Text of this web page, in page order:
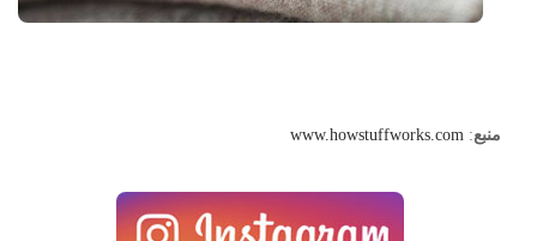
منبع:
www.howstuffworks.com